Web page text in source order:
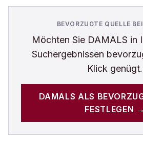
BEVORZUGTE QUELLE
Möchten Sie DAMALS in
Suchergebnissen
Klick genügt.
DAMALS ALS
FESTLEGEN →